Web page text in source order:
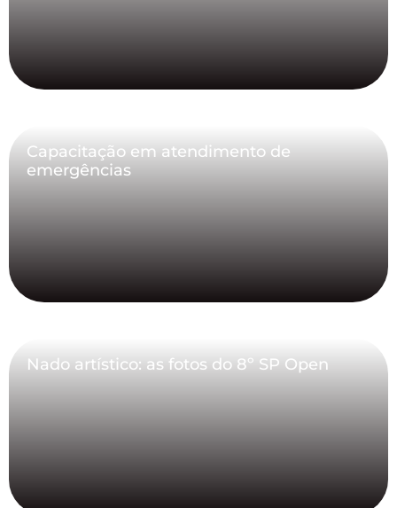
Capacitação em atendimento de
emergências
Nado artístico: as fotos do 8º SP Open